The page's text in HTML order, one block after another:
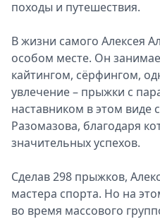
походы и путешествия.
В жизни самого Алексея
особом месте. Он
кайтингом, сёрфингом,
увлечение – прыжки с
наставником в этом виде
Разомазова, благодаря
значительных успехов.
Сделав 298 прыжков,
мастера спорта. Но на
во время массового